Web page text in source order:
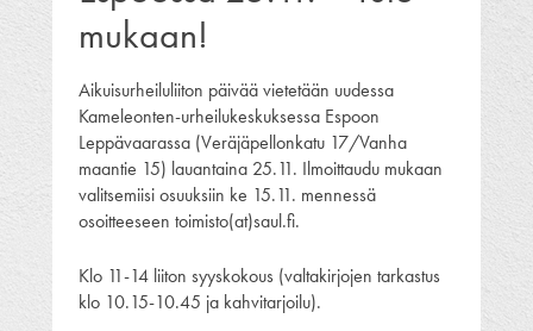
mukaan!
Aikuisurheiluliiton päivää vietetään uudessa
Kameleonten-urheilukeskuksessa Espoon
Leppävaarassa (Veräjäpellonkatu 17/Vanha
maantie 15) lauantaina 25.11. Ilmoittaudu mukaan
valitsemiisi osuuksiin ke 15.11. mennessä
osoitteeseen toimisto(at)saul.fi.
Klo 11-14 liiton syyskokous (valtakirjojen tarkastus
klo 10.15-10.45 ja kahvitarjoilu).